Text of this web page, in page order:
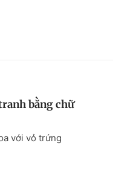
bằng chữ
với vỏ trứng